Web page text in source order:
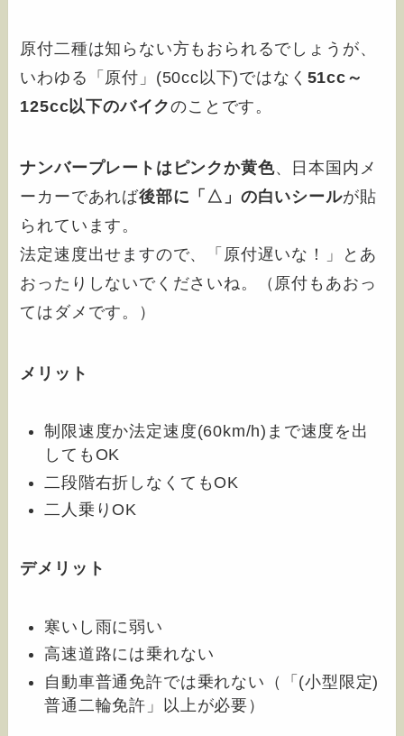
原付二種は知らない方もおられるでしょうが、
いわゆる「原付」(50cc以下)ではなく 51cc～
125cc以下のバイクのことです。
ナンバープレートはピンクか黄色、日本国内メ
ーカーであれば後部に「△」の白いシールが貼
られています。
法定速度出せますので、「原付遅いな！」とあ
おったりしないでくださいね。（原付もあおっ
てはダメです。）
メリット
制限速度か法定速度(60km/h)まで速度を出
してもOK
二段階右折しなくてもOK
二人乗りOK
デメリット
寒いし雨に弱い
高速道路には乗れない
自動車普通免許では乗れない（「(小型限定)
普通二輪免許」以上が必要）